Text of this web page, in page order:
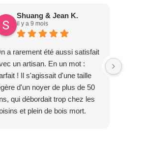
Shuang & Jean K.
il y a 9 mois
a rarement été aussi satisfait
un artisan. En un mot :
! Il s'agissait d'une taille
d'un noyer de plus de 50
qui débordait trop chez les
et plein de bois mort.